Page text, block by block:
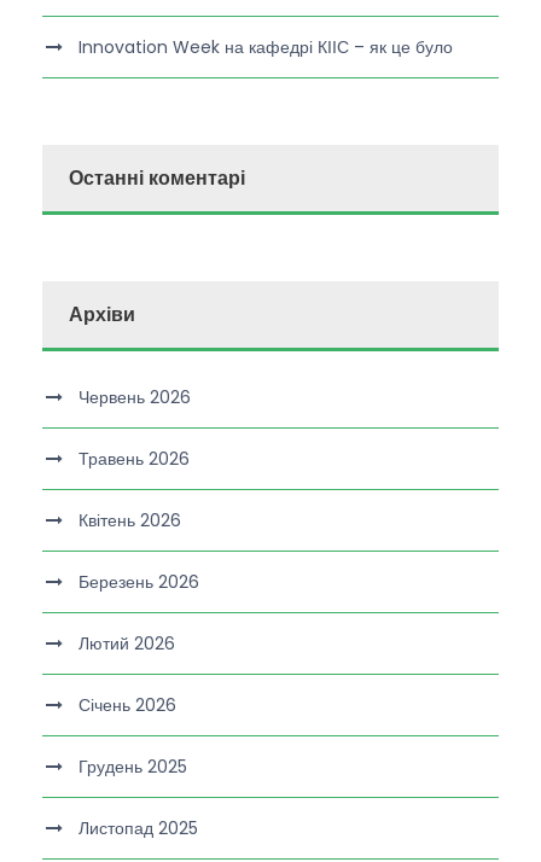
Innovation Week на кафедрі КІІС – як це було
Останні коментарі
Архіви
Червень 2026
Травень 2026
Квітень 2026
Березень 2026
Лютий 2026
Січень 2026
Грудень 2025
Листопад 2025